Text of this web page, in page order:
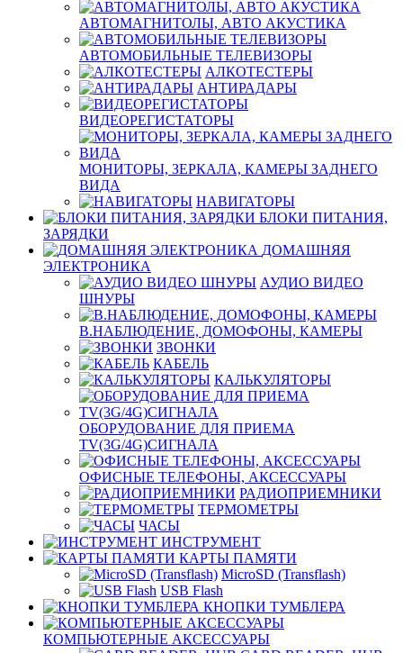
АВТОМАГНИТОЛЫ, АВТО АКУСТИКА
АВТОМОБИЛЬНЫЕ ТЕЛЕВИЗОРЫ
АЛКОТЕСТЕРЫ
АНТИРАДАРЫ
ВИДЕОРЕГИСТАТОРЫ
МОНИТОРЫ, ЗЕРКАЛА, КАМЕРЫ ЗАДНЕГО
ВИДА
НАВИГАТОРЫ
БЛОКИ ПИТАНИЯ,
ЗАРЯДКИ
ДОМАШНЯЯ
ЭЛЕКТРОНИКА
АУДИО ВИДЕО
ШНУРЫ
В.НАБЛЮДЕНИЕ, ДОМОФОНЫ, КАМЕРЫ
ЗВОНКИ
КАБЕЛЬ
КАЛЬКУЛЯТОРЫ
ОБОРУДОВАНИЕ ДЛЯ ПРИЕМА
TV(3G/4G)СИГНАЛА
ОФИСНЫЕ ТЕЛЕФОНЫ, АКСЕССУАРЫ
РАДИОПРИЕМНИКИ
ТЕРМОМЕТРЫ
ЧАСЫ
ИНСТРУМЕНТ
КАРТЫ ПАМЯТИ
MicroSD (Transflash)
USB Flash
КНОПКИ ТУМБЛЕРА
КОМПЬЮТЕРНЫЕ АКСЕССУАРЫ